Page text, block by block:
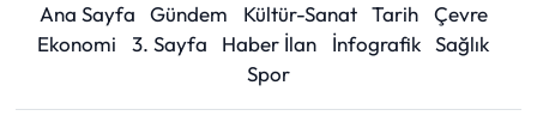
Ana Sayfa Gündem Kültür-Sanat Tarih
Çevre
Ekonomi
3. Sayfa Haber İlan İnfografik Sağlık
Spor